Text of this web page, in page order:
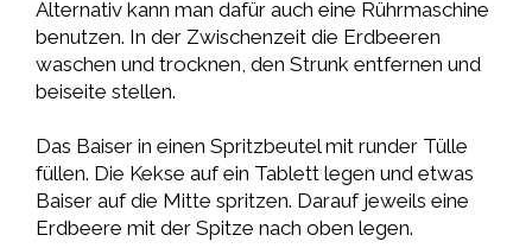
Alternativ kann man dafür auch eine Rührmaschine
benutzen. In der Zwischenzeit die Erdbeeren
waschen und trocknen, den Strunk entfernen und
beiseite stellen.
Das Baiser in einen Spritzbeutel mit runder Tülle
füllen. Die Kekse auf ein Tablett legen und etwas
Baiser auf die Mitte spritzen. Darauf jeweils eine
Erdbeere mit der Spitze nach oben legen.